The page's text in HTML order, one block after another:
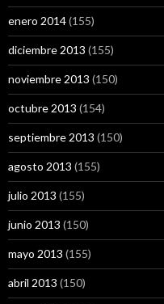
enero 2014(155)
diciembre 2013 (155)
noviembre 2013 (150)
octubre 2013 (154)
septiembre 2013 (150)
agosto 2013 (155)
julio 2013 (155)
junio 2013 (150)
mayo 2013 (155)
abril 2013 (150)